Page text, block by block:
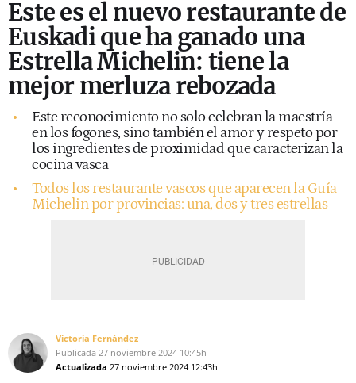
Este es el nuevo restaurante de
Euskadi que ha ganado una
Estrella Michelin: tiene la
mejor merluza rebozada
Este reconocimiento no solo celebran la maestría
en los fogones, sino también el amor y respeto por
los ingredientes de proximidad que caracterizan la
cocina vasca
Todos los restaurante vascos que aparecen la Guía
Michelin por provincias: una, dos y tres estrellas
Victoria Fernández
Publicada 27 noviembre 2024 10:45h
Actualizada 27 noviembre 2024 12:43h